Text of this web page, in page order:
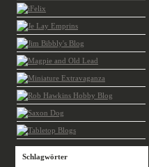
Schlagwörter